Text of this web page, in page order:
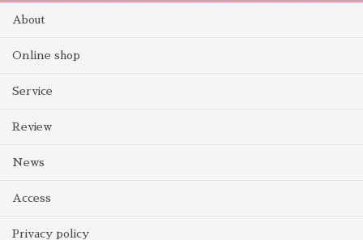
About
Online shop
Service
Review
News
Access
Privacy policy